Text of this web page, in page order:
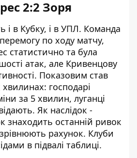
2:2 Зоря
і в Кубку, і в УПЛ. Команда
по ходу матчу,
статистично та була
атак, але Кривенцову
Показовим став
господарі
за 5 хвилин, луганці
Як наслідок -
знаходить останній ривок
зрівнюють рахунок. Клуби
в підвалі таблиці.